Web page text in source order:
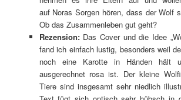
auf Noras Sorgen hören, dass der Wolf
Ob das Zusammenleben gut geht?
Rezension:Das Cover und die Idee
fand ich einfach lustig, besonders weil
noch eine Karotte in Händen hält
ausgerechnet rosa ist. Der kleine
Tiere sind insgesamt sehr niedlich